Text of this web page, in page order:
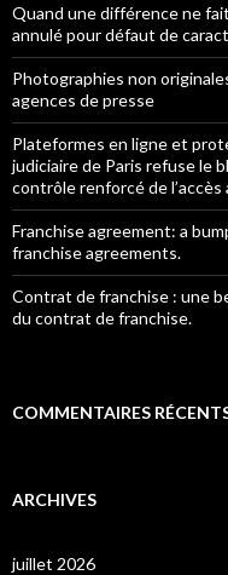
Quand une différence ne
annulé pour défaut de
Photographies non
agences de presse
Plateformes en ligne et
judiciaire de Paris refuse le
contrôle renforcé de
Franchise agreement: a
franchise agreements.
Contrat de franchise : une
du contrat de franchise.
COMMENTAIRES
ARCHIVES
juillet 2026